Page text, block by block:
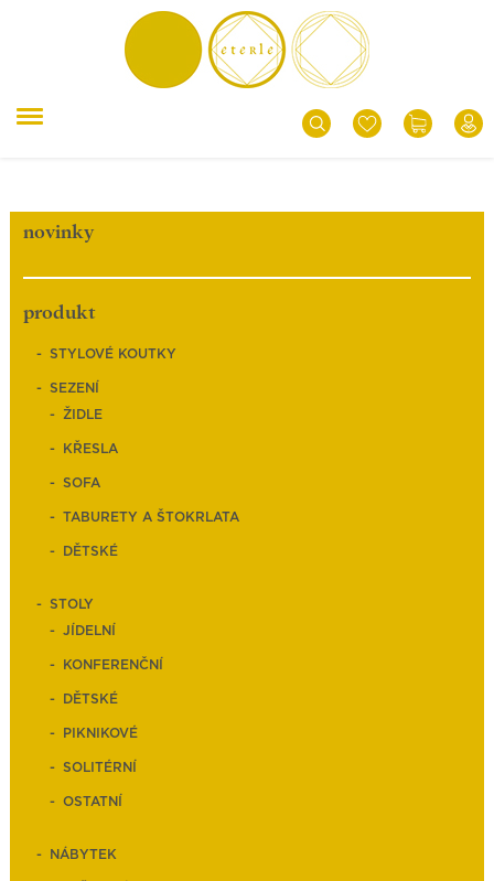
novinky
produkt
STYLOVÉ KOUTKY
SEZENÍ
ŽIDLE
KŘESLA
SOFA
TABURETY A ŠTOKRLATA
DĚTSKÉ
STOLY
JÍDELNÍ
KONFERENČNÍ
DĚTSKÉ
PIKNIKOVÉ
SOLITÉRNÍ
OSTATNÍ
NÁBYTEK